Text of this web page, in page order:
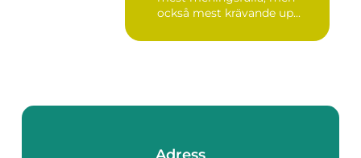
också mest krävande up...